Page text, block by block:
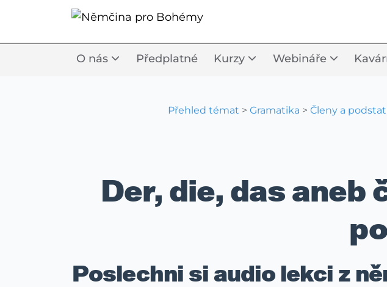
O nás Předplatné Kurzy Webináře
Přehled témat > Gramatika > Členy a
Der, die, das aneb
Poslechni si audio lekci z